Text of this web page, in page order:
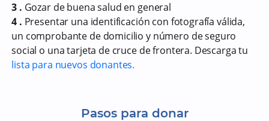
3 . Gozar de buena salud en general
4 . Presentar una identificación con fotografía válida,
un comprobante de domicilio y número de seguro
social o una tarjeta de cruce de frontera. Descarga tu
lista para nuevos donantes.
Pasos para donar